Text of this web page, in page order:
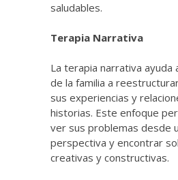
saludables.
Terapia Narrativa
La terapia narrativa ayuda
de la familia a
sus experiencias y
historias. Este enfoque
ver sus problemas desde
perspectiva y encontrar
creativas y constructivas.